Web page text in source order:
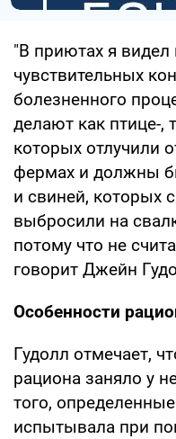
"В приютах я видел
чувствительных
болезненного
делают как птице-,
которых отлучили
фермах и должны
и свиней, которых
выбросили на
потому что не
говорит Джейн
Особенности
Гудолл отмечает,
рациона заняло у
того,
испытывала при